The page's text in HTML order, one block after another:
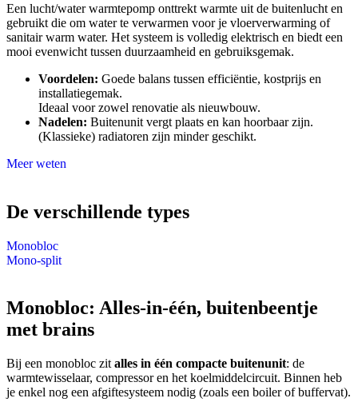
Een lucht/water warmtepomp onttrekt warmte uit de buitenlucht en
gebruikt die om water te verwarmen voor je vloerverwarming of
sanitair warm water. Het systeem is volledig elektrisch en biedt een
mooi evenwicht tussen duurzaamheid en gebruiksgemak.
Voordelen: Goede balans tussen efficiëntie, kostprijs en
installatiegemak.
Ideaal voor zowel renovatie als nieuwbouw.
Nadelen: Buitenunit vergt plaats en kan hoorbaar zijn.
(Klassieke) radiatoren zijn minder geschikt.
Meer weten
De verschillende types
Monobloc
Mono-split
Monobloc: Alles-in-één, buitenbeentje
met brains
Bij een monobloc zit alles in één compacte buitenunit: de
warmtewisselaar, compressor en het koelmiddelcircuit. Binnen heb
je enkel nog een afgiftesysteem nodig (zoals een boiler of buffervat).